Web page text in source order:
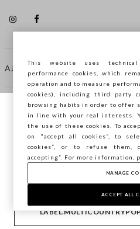
AJUTOR
COMPANIE
CONTACTE
Copyright © Ovs S.p.A. P.Iva
Navighezi pe STEFANEL
salvezi locația ta?
This website uses technical
performance cookies, which
operation and to measure
cookies), including third party
browsing habits in order to offer
in line with your real interests.
the use of these cookies. To
on "accept all cookies”, to
cookies”, or to refuse them,
accepting”. For more information,
MANAGE
ACCEPT ALL